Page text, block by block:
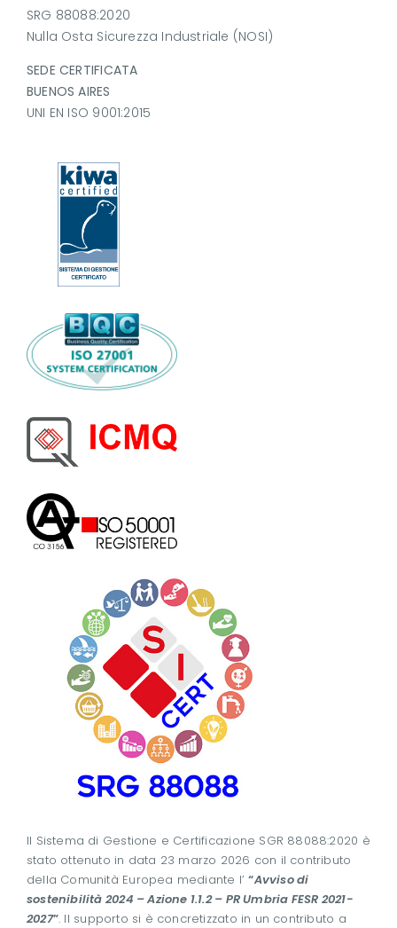
SRG 88088:2020
Nulla Osta Sicurezza Industriale (NOSI)
SEDE CERTIFICATA
BUENOS AIRES
UNI EN ISO 9001:2015
Il Sistema di Gestione e Certificazione SGR 88088:2020 è
stato ottenuto in data 23 marzo 2026 con il contributo
della Comunità Europea mediante l’“Avviso di
sostenibilità 2024 – Azione 1.1.2 – PR Umbria FESR 2021-
2027”. Il supporto si è concretizzato in un contributo a